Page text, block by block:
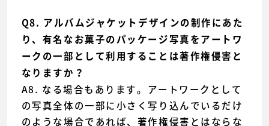
Q8. アルバムジャケットデザインの制作にあた
り、有名なお菓子のパッケージ写真をアートワ
ークの一部として利用することは著作権侵害と
なりますか？
A8. なる場合もあります。アートワークとして
の写真全体の一部に小さく写り込んでいるだけ
のような場合であれば、著作権侵害とはならな